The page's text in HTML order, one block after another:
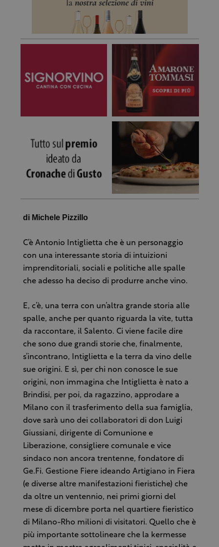
di Michele Pizzillo
C’è Antonio Intiglietta che è un personaggio
con una interessante storia di intuizioni
imprenditoriali, sociali e politiche alle spalle
che adesso ha deciso di produrre anche vino.
E, c’è, una terra con un’altra grande storia alle
spalle, anche per quanto riguarda la vite, tutta
da raccontare, il Salento. Ci viene facile dire
che sono due grandi storie che, finalmente,
s’incontrano, Intiglietta e la terra da vino delle
sue origini. E sì, per chi non conosce le sue
origini, non immagina che Intiglietta è nato a
Brindisi, per poi, da ragazzino, approdare a
Milano con il trasferimento della sua famiglia,
dove sarà uno dei collaboratori di don Luigi
Giussiani, dirigente di Comunione e
Liberazione, consigliere comunale e vice
sindaco non ancora trentenne, fondatore di
Ge.Fi. Gestione Fiere ideando Artigiano in Fiera
(e diverse altre manifestazioni fieristiche) che
da oltre un ventennio, nei primi giorni del
mese di dicembre porta nel quartiere fieristico
di Milano-Rho milioni di visitatori. Quello che è
più importante sottolineare che la kermesse